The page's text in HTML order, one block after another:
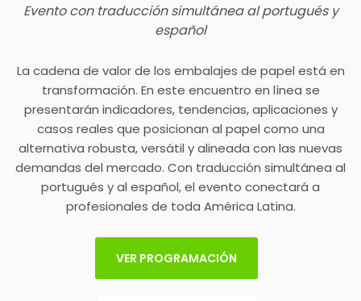
Evento con traducción simultánea al portugués y
español
La cadena de valor de los embalajes de papel está en
transformación. En este encuentro en línea se
presentarán indicadores, tendencias, aplicaciones y
casos reales que posicionan al papel como una
alternativa robusta, versátil y alineada con las nuevas
demandas del mercado. Con traducción simultánea al
portugués y al español, el evento conectará a
profesionales de toda América Latina.
VER PROGRAMACIÓN